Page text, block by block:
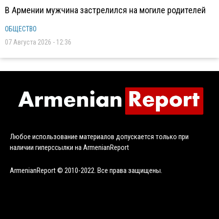
В Армении мужчина застрелился на могиле родителей
ОБЩЕСТВО
07 Августа 2026 - 12:36
Любое использование материалов допускается только при
наличии гиперссылки на ArmenianReport
ArmenianReport © 2010-2022. Все права защищены.